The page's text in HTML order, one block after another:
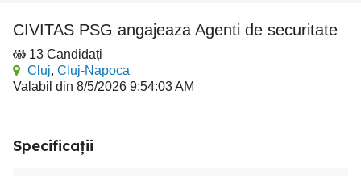
CIVITAS PSG angajeaza Agenti de securitate
13 Candidați
Cluj, Cluj-Napoca
Valabil din 8/5/2026 9:54:03 AM
Specificații